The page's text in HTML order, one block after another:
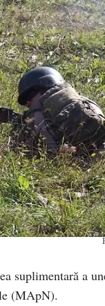
suplimentară a
(MApN).